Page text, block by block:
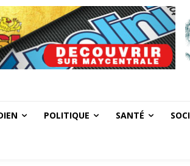
POLITIQUE SANTÉ